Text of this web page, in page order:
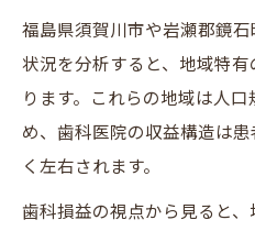
福島県須賀川市や岩瀬郡鏡
状況を分析すると、地域特
ります。これらの地域は人
め、歯科医院の収益構造は
く左右されます。
歯科損益の視点から見ると